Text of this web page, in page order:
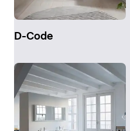
D-Code